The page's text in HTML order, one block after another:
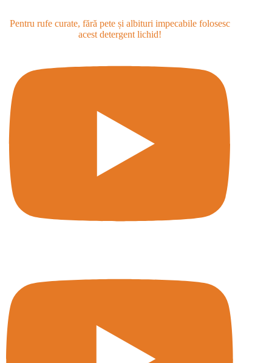
Pentru rufe curate, fără pete și albituri impecabile folosesc
acest detergent lichid!